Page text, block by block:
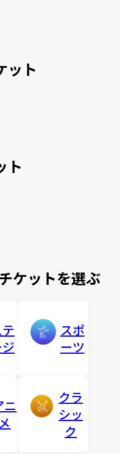
ット
ト
ケットを選ぶ
スポ
ーツ
ニ
メ
クラ
シッ
ク